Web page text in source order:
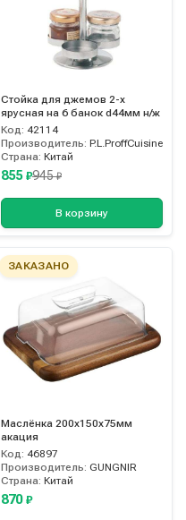
Стойка для джемов 2-х
ярусная на 6 банок d44мм н/ж
Код: 42114
Производитель: P.L.ProffCuisine
Страна: Китай
855 ₽945₽
В корзину
ЗАКАЗАНО
Маслёнка 200х150х75мм
акация
Код: 46897
Производитель: GUNGNIR
Страна: Китай
870 ₽